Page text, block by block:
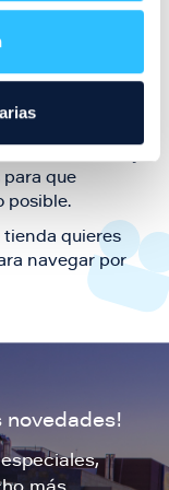
durante
Venecia
que
posible.
tienda quieres
navegar por
novedades!